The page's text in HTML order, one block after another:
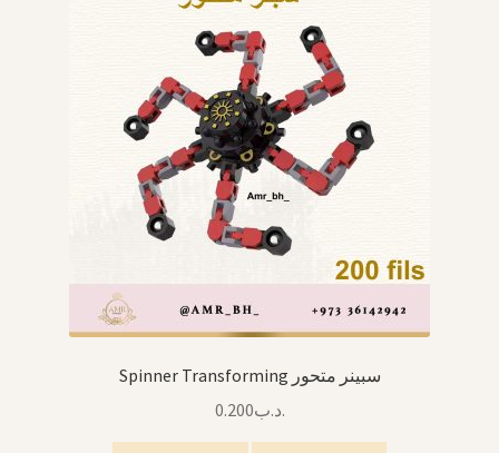
Spinner Transforming سبينر متحور
.د.ب0.200